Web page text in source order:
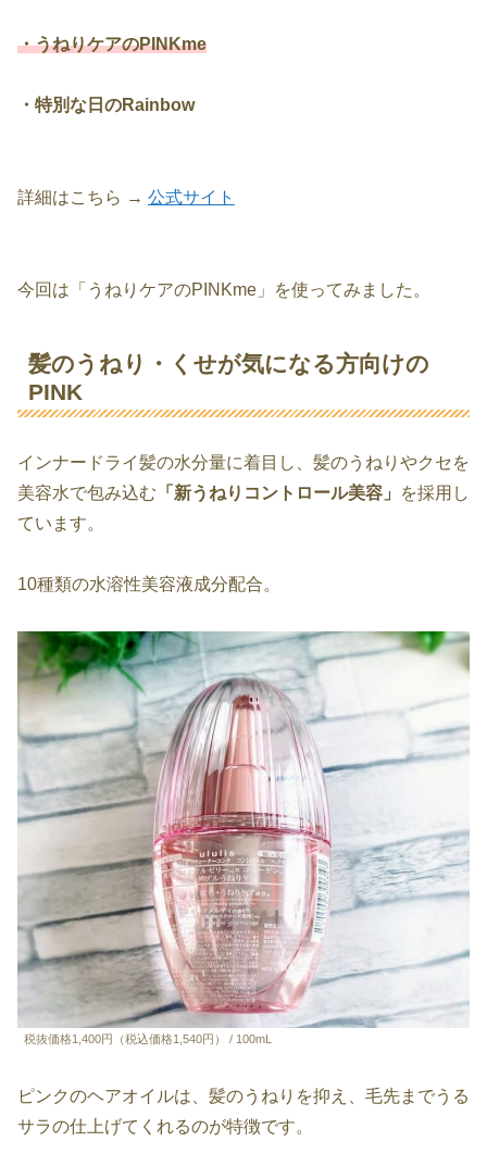
・うねりケアのPINKme
・特別な日のRainbow
詳細はこちら → 公式サイト
今回は「うねりケアのPINKme」を使ってみました。
髪のうねり・くせが気になる方向けの
PINK
インナードライ髪の水分量に着目し、髪のうねりやクセを
美容水で包み込む 「新うねりコントロール美容」
を採用し
ています。
10種類の水溶性美容液成分配合。
税抜価格1,400円（税込価格1,540円） / 100mL
ピンクのヘアオイルは、髪のうねりを抑え、毛先までうる
サラの仕上げてくれるのが特徴です。